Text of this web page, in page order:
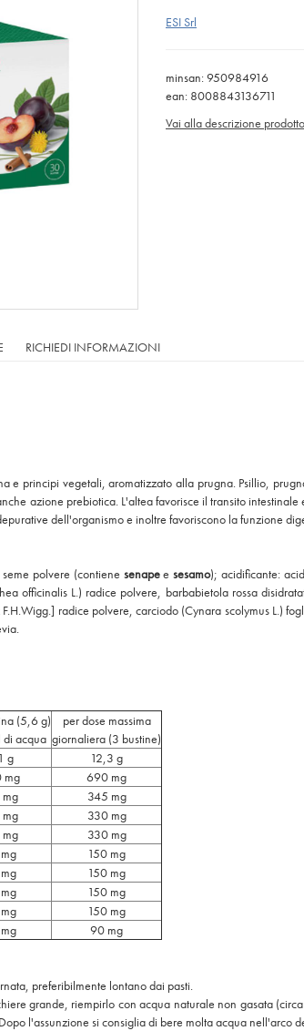
ESI Srl
minsan: 950984916
ean: 8008843136711
Vai alla descrizione prodotto
RICHIEDI INFORMAZIONI
e principi vegetali, aromatizzato alla prugna. Psillio,
azione prebiotica. L'altea favorisce il transito
dell'organismo e inoltre favoriscono la funzione
polvere (contiene senapeesesamo); acidificante:
officinalis L.) radice polvere, barbabietola rossa
radice polvere, carciodo (Cynara scolymus L.)
(5,6 g)
acqua
per dose massima
giornaliera (3 bustine)
g
12,3 g
mg
690 mg
mg
345 mg
mg
330 mg
mg
330 mg
150 mg
150 mg
150 mg
150 mg
90 mg
preferibilmente lontano dai pasti.
grande, riempirlo con acqua naturale non gasata
l'assunzione si consiglia di bere molta acqua nell'arco